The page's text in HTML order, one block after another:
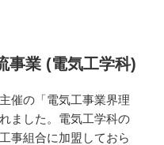
事業 (電気工学科)
催の「電気工事業界理
ました。電気工学科の
事組合に加盟しておら